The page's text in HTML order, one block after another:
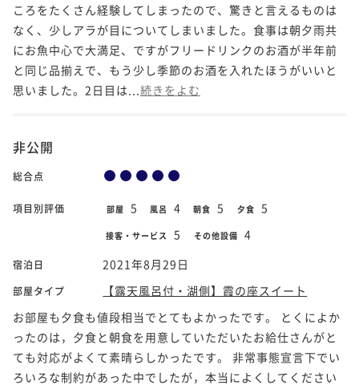
ころをたくさん経験してしまったので、驚きと言えるものは
なく、少しアラが目についてしまいました。食事は朝夕雨共
にお魚中心で大満足、ですがフリードリンクのお酒が半年前
と同じ品揃えで、もう少し季節のお酒を入れたほうがいいと
思いました。2日目は... 続きをよむ
非公開
総合点
項目別評価 部屋 5 風呂 4 朝食 5 夕食 5
接客・サービス 5 その他設備 4
宿泊日 2021年8月29日
部屋タイプ
【露天風呂付・湖側】霞の座スイート
お部屋も夕食も値段相当でとてもよかったです。 とくによか
ったのは，夕食と朝食を用意していただいたお給仕さんがと
ても対応がよくて素晴らしかったです。 非常事態宣言下でい
ろいろな制約があった中でしたが，本当によくしてください